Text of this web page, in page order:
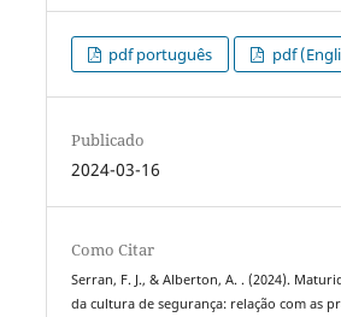
pdf português pdf
Publicado
2024-03-16
Como Citar
Serran, F. J., & Alberton, A. . (2024).
da cultura de segurança: relação com as